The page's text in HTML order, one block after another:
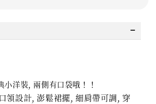
小洋裝, 兩側有口袋哦！！
領設計,澎鬆裙擺,細肩帶可調, 穿